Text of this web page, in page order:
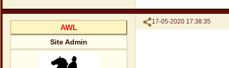
Поделиться
17-05-2020 17:38:35
AWL
Site Admin